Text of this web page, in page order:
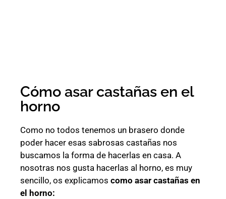
Cómo asar castañas en el
horno
Como no todos tenemos un brasero donde
poder hacer esas sabrosas castañas nos
buscamos la forma de hacerlas en casa. A
nosotras nos gusta hacerlas al horno, es muy
sencillo, os explicamos como asar castañas en
el horno: